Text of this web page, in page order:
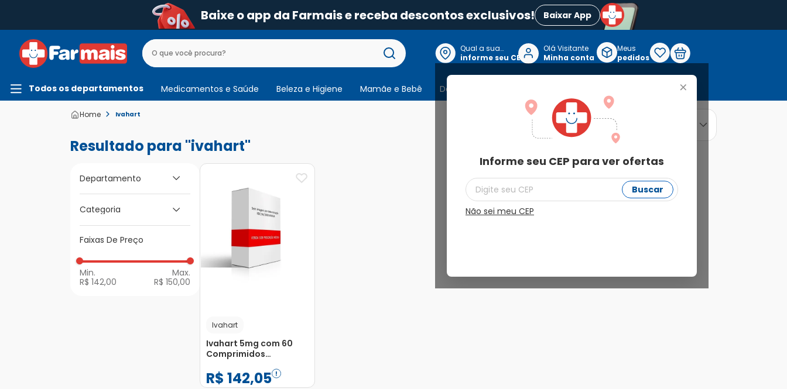
Baixe o app da Farmais e receba descontos exclusivos! Baixar App
Qual a sua
localização?
informe seu CEP
+
Informe seu CEP para ver ofertas
Buscar
Não sei meu CEP
Olá Visitante
Minha conta
Meus
pedidos
Todos os departamentos Medicamentos e Saúde Beleza e Higiene Mamãe e Bebê Dermocosmeticos
Ivahart
ivahart
Departamento
Medicamentos e
Saúde
Categoria
Medicamentos de A
Faixas De Preço
R$ 142,00 R$ 150,00
ordenar por
Ivahart
Ivahart 5mg com 60
Comprimidos
R$ 142,05